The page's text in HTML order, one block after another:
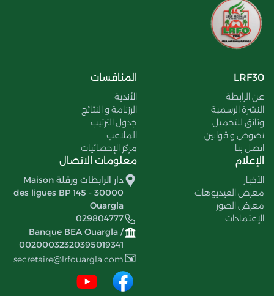
LRF30
عن الرابطة
النشرة الرسمية
وثائق للتحميل
نصوص و قوانين
اتصل بنا
المنافسات
الأندية
الرزنامة و النتائج
جدول الترتيب
الملاعب
مركز الإحصائيات
الإعلام
الأخبار
معرض الفيديوهات
معرض الصور
الإعتمادات
معلومات الاتصال
دار الرابطات ورقلة Maison
des ligues BP 145 - 30000
Ouargla
029804777
Banque BEA Ouargla /
00200032320395019341
secretaire@lrfouargla.com